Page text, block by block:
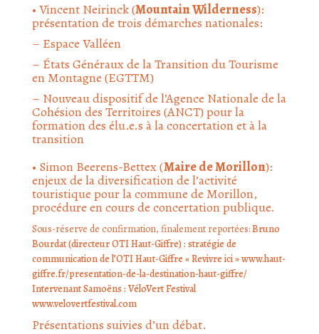
• Vincent Neirinck (Mountain Wilderness):
présentation de trois démarches nationales:
– Espace Valléen
– États Généraux de la Transition du Tourisme
en Montagne (EGTTM)
– Nouveau dispositif de l’Agence Nationale de la
Cohésion des Territoires (ANCT) pour la
formation des élu.e.s à la concertation et à la
transition
• Simon Beerens-Bettex (Maire de Morillon):
enjeux de la diversification de l’activité
touristique pour la commune de Morillon,
procédure en cours de concertation publique.
Sous-réserve de confirmation, finalement reportées:Bruno
Bourdat (directeur OTI Haut-Giffre) : stratégie de
communication de l’OTI Haut-Giffre « Revivre ici »www.haut-
giffre.fr/presentation-de-la-destination-haut-giffre/
Intervenant Samoëns : VéloVert Festival
www.velovertfestival.com
Présentations suivies d’un débat.